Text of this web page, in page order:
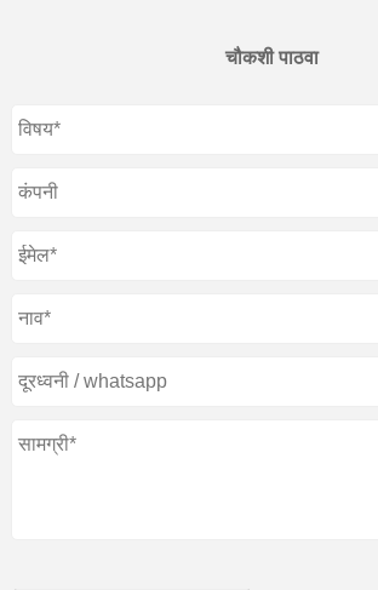
चौकशी पाठवा